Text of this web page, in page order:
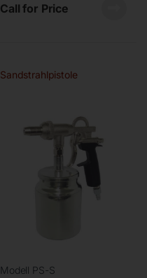
Call for Price
Sandstrahlpistole
Modell PS-S